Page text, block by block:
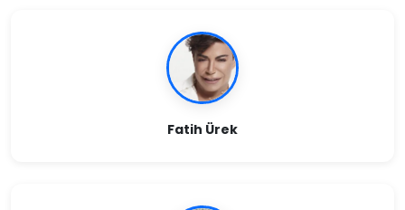
Fatih Ürek